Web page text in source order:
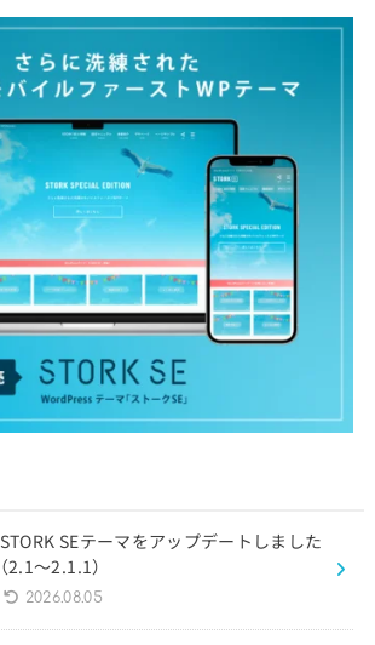
STORK SEテーマをアップデートしました
（2.1〜2.1.1）
2026.08.05